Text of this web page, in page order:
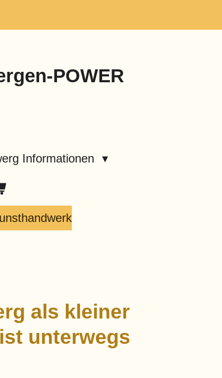
POWER
Informationen
als kleiner
unterwegs